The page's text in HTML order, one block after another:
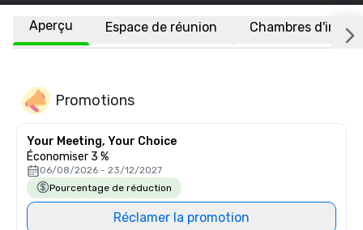
Aperçu Espace de réunion Chambres
Promotions
Your Meeting, Your Choice
Économiser 3 %
06/08/2026 - 23/12/2027
Pourcentage de réduction
Réclamer la promotion